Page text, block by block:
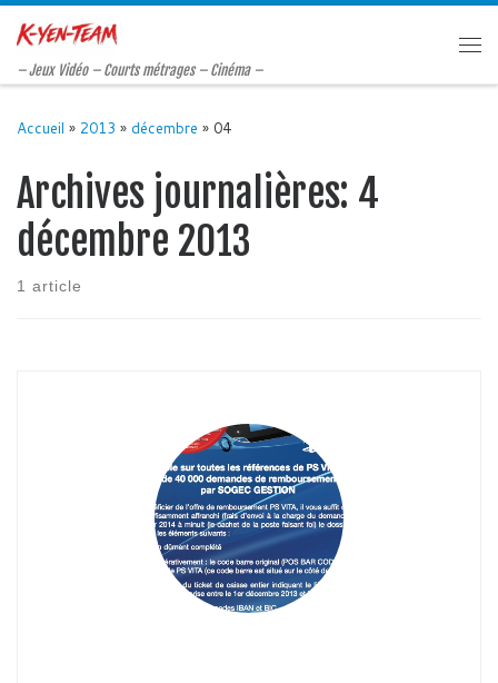
Passer au contenu
– Jeux Vidéo – Courts métrages – Cinéma –
Accueil » 2013 » décembre » 04
Archives journalières: 4
décembre 2013
1 article